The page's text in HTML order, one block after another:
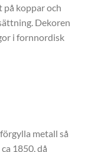
koppar och
Dekoren
i fornnordisk
metall så
1850, då